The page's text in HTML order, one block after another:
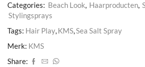
Categories: Beach Look, Haarproducten,
Stylingsprays
Tags: Hair Play,KMS,Sea Salt Spray
Merk: KMS
Share: